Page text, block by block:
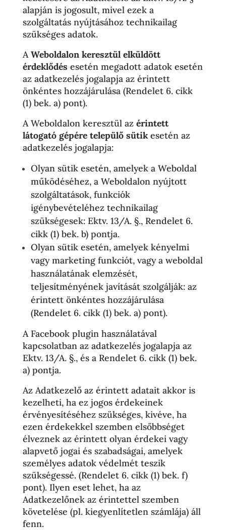
alapján is jogosult, mivel ezek a
szolgáltatás nyújtásához technikailag
szükséges adatok.
AWeboldalon keresztül elküldött
érdeklődés esetén megadott adatok esetén
az adatkezelés jogalapja az érintett
önkéntes hozzájárulása (Rendelet 6. cikk
(1) bek. a) pont).
A Weboldalon keresztül az érintett
látogató gépére települő sütikesetén az
adatkezelés jogalapja:
Olyan sütik esetén, amelyek a Weboldal
működéséhez, a Weboldalon nyújtott
szolgáltatások, funkciók
igénybevételéhez technikailag
szükségesek: Ektv. 13/A. §., Rendelet 6.
cikk (1) bek. b) pontja.
Olyan sütik esetén, amelyek kényelmi
vagy marketing funkciót, vagy a weboldal
használatának elemzését,
teljesítményének javítását szolgálják: az
érintett önkéntes hozzájárulása
(Rendelet 6. cikk (1) bek. a) pont).
A Facebook plugin használatával
kapcsolatban az adatkezelés jogalapja az
Ektv. 13/A. §., és a Rendelet 6. cikk (1) bek.
a) pontja.
Az Adatkezelő az érintett adatait akkor is
kezelheti, ha ez jogos érdekeinek
érvényesítéséhez szükséges, kivéve, ha
ezen érdekekkel szemben elsőbbséget
élveznek az érintett olyan érdekei vagy
alapvető jogai és szabadságai, amelyek
személyes adatok védelmét teszik
szükségessé. (Rendelet 6. cikk (1) bek. f)
pont). Ilyen eset lehet, ha az
Adatkezelőnek az érintettel szemben
követelése (pl. kiegyenlítetlen számlája) áll
fenn.